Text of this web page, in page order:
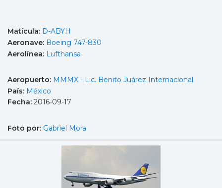
Matícula: D-ABYH
Aeronave: Boeing 747-830
Aerolínea: Lufthansa
Aeropuerto: MMMX - Lic. Benito Juárez Internacional
País: México
Fecha: 2016-09-17
Foto por: Gabriel Mora